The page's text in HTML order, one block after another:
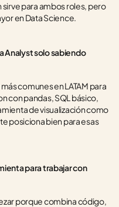
para ambos roles, pero
en Data Science.
Analyst solo sabiendo
comunes en LATAM para
con pandas, SQL básico,
de visualización como
posiciona bien para esas
para trabajar con
porque combina código,